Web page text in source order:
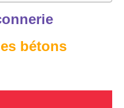
bétons